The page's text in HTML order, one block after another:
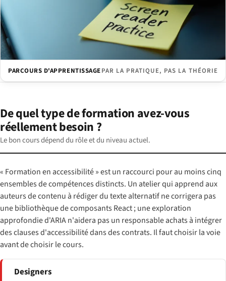
PARCOURS D'APPRENTISSAGEPAR LA PRATIQUE, PAS LA THÉORIE
De quel type de formation avez-vous
réellement besoin ?
Le bon cours dépend du rôle et du niveau actuel.
« Formation en accessibilité » est un raccourci pour au moins cinq
ensembles de compétences distincts. Un atelier qui apprend aux
auteurs de contenu à rédiger du texte alternatif ne corrigera pas
une bibliothèque de composants React ; une exploration
approfondie d'ARIA n'aidera pas un responsable achats à intégrer
des clauses d'accessibilité dans des contrats. Il faut choisir la voie
avant de choisir le cours.
Designers